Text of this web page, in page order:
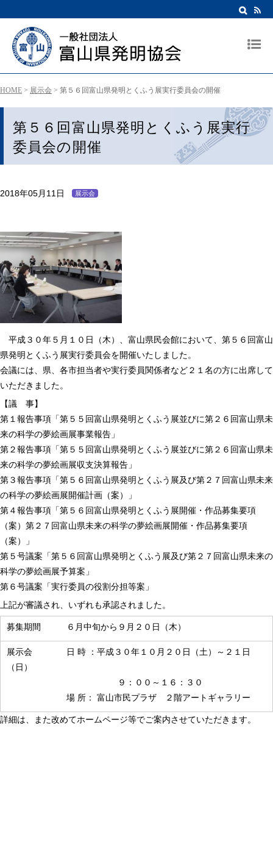
HOME > 展示会 > 第５６回富山県発明とくふう展実行委員会の開催
第５６回富山県発明とくふう展実行
委員会の開催
2018年05月11日 展示会
平成３０年５月１０日（木）、富山県民会館において、第５６回富山
県発明とくふう展実行委員会を開催いたしました。
会議には、県、各市担当者や実行委員関係者など２１名の方に出席して
いただきました。
【議 事】
第１報告事項「第５５回富山県発明とくふう展並びに第２６回富山県未
来の科学の夢絵画展事業報告」
第２報告事項「第５５回富山県発明とくふう展並びに第２６回富山県未
来の科学の夢絵画展収支決算報告」
第３報告事項「第５６回富山県発明とくふう展及び第２７回富山県未来
の科学の夢絵画展開催計画（案）」
第４報告事項「第５６回富山県発明とくふう展開催・作品募集要項
（案）第２７回富山県未来の科学の夢絵画展開催・作品募集要項
（案）」
第５号議案「第５６回富山県発明とくふう展及び第２７回富山県未来の
科学の夢絵画展予算案」
第６号議案「実行委員の役割分担等案」
上記が審議され、いずれも承認されました。
募集期間 ６月中旬から９月２０日（木）
展示会 日 時 ：平成３０年１０月２０日（土）～２１日
（日）
９：００～１６：３０
場 所： 富山市民プラザ ２階アートギャラリー
詳細は、また改めてホームページ等でご案内させていただきます。